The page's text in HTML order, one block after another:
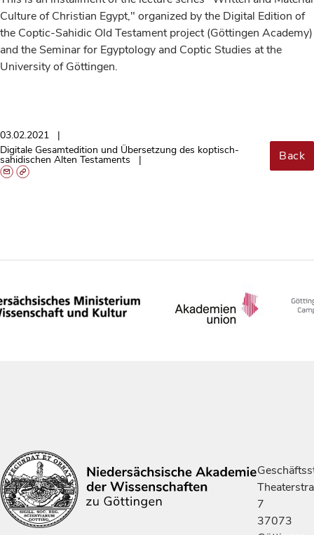
Culture of Christian Egypt," organized by the Digital Edition of
the Coptic-Sahidic Old Testament project (Göttingen Academy)
and the Seminar for Egyptology and Coptic Studies at the
University of Göttingen.
03.02.2021
Digitale Gesamtedition und Übersetzung des koptisch-
sahidischen Alten Testaments Back
7
37073